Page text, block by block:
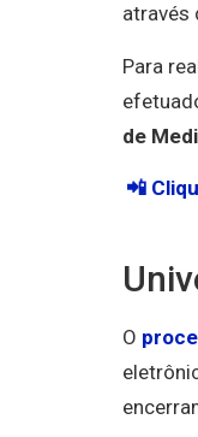
através
Para
de
📲
O